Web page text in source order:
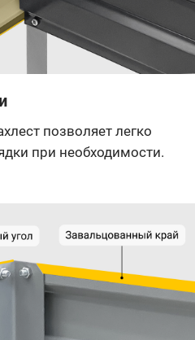
позволяет легко
при необходимости.